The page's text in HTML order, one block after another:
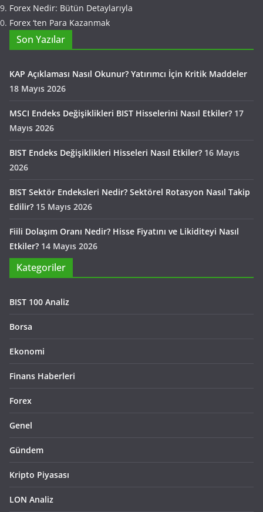
Forex Nedir: Bütün Detaylarıyla
Forex ‘ten Para Kazanmak
Son Yazılar
KAP Açıklaması Nasıl Okunur? Yatırımcı İçin Kritik Maddeler
18 Mayıs 2026
MSCI Endeks Değişiklikleri BIST Hisselerini Nasıl Etkiler? 17
Mayıs 2026
BIST Endeks Değişiklikleri Hisseleri Nasıl Etkiler? 16 Mayıs
2026
BIST Sektör Endeksleri Nedir? Sektörel Rotasyon Nasıl Takip
Edilir? 15 Mayıs 2026
Fiili Dolaşım Oranı Nedir? Hisse Fiyatını ve Likiditeyi Nasıl
Etkiler? 14 Mayıs 2026
Kategoriler
BIST 100 Analiz
Borsa
Ekonomi
Finans Haberleri
Forex
Genel
Gündem
Kripto Piyasası
LON Analiz